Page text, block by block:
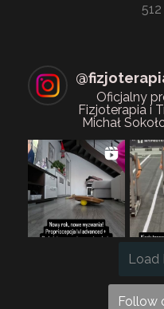
@
Oficjalny
Fizjoterapia i
Michał
Load
Follow